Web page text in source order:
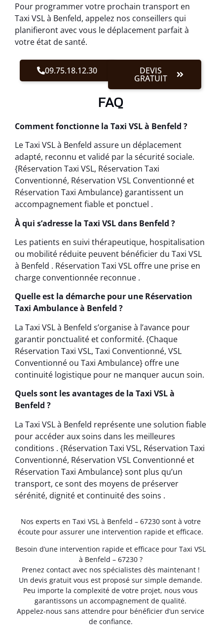
Pour programmer votre prochain transport en
Taxi VSL à Benfeld, appelez nos conseillers qui
planifieront avec vous le déplacement parfait à
votre état de santé.
09.75.18.12.30 DEVIS
GRATUIT
FAQ
Comment fonctionne la Taxi VSL à Benfeld ?
Le Taxi VSL à Benfeld assure un déplacement
adapté, reconnu et validé par la sécurité sociale.
{Réservation Taxi VSL, Réservation Taxi
Conventionné, Réservation VSL Conventionné et
Réservation Taxi Ambulance} garantissent un
accompagnement fiable et ponctuel .
À qui s’adresse la Taxi VSL dans Benfeld ?
Les patients en suivi thérapeutique, hospitalisation
ou mobilité réduite peuvent bénéficier du Taxi VSL
à Benfeld . Réservation Taxi VSL offre une prise en
charge conventionnée reconnue .
Quelle est la démarche pour une Réservation
Taxi Ambulance à Benfeld ?
La Taxi VSL à Benfeld s’organise à l’avance pour
garantir ponctualité et conformité. {Chaque
Réservation Taxi VSL, Taxi Conventionné, VSL
Conventionné ou Taxi Ambulance} offre une
continuité logistique pour ne manquer aucun soin.
Quels sont les avantages de la Taxi VSL à
Benfeld ?
La Taxi VSL à Benfeld représente une solution fiable
pour accéder aux soins dans les meilleures
conditions . {Réservation Taxi VSL, Réservation Taxi
Conventionné, Réservation VSL Conventionné et
Réservation Taxi Ambulance} sont plus qu’un
transport, ce sont des moyens de préserver
sérénité, dignité et continuité des soins .
Nos experts en Taxi VSL à Benfeld – 67230 sont à votre
écoute pour assurer une intervention rapide et efficace.
Besoin d’une intervention rapide et efficace pour Taxi VSL
à Benfeld – 67230 ?
Prenez contact avec nos spécialistes dès maintenant !
Un devis gratuit vous est proposé sur simple demande.
Peu importe la complexité de votre projet, nous vous
garantissons un accompagnement de qualité.
Appelez-nous sans attendre pour bénéficier d’un service
de confiance.